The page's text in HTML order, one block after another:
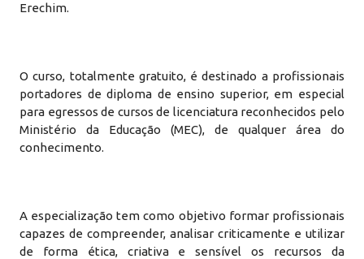
Erechim.
O curso, totalmente gratuito, é destinado a profissionais
portadores de diploma de ensino superior, em especial
para egressos de cursos de licenciatura reconhecidos pelo
Ministério da Educação (MEC), de qualquer área do
conhecimento.
A especialização tem como objetivo formar profissionais
capazes de compreender, analisar criticamente e utilizar
de forma ética, criativa e sensível os recursos da